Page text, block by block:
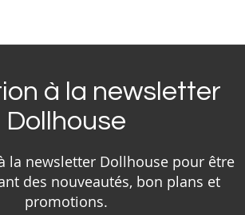
à la newsletter
Dollhouse
la newsletter Dollhouse pour être
des nouveautés, bon plans et
promotions.